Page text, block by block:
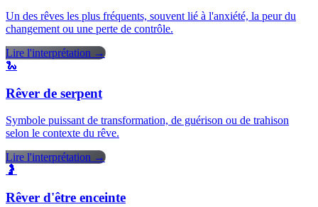
Un des rêves les plus fréquents, souvent lié à l'anxiété, la peur du
changement ou une perte de contrôle.
Lire l'interprétation →
🐍
Rêver de serpent
Symbole puissant de transformation, de guérison ou de trahison
selon le contexte du rêve.
Lire l'interprétation →
🤰
Rêver d'être enceinte